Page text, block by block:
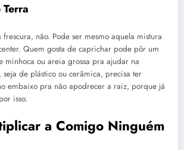
não. Pode ser mesmo aquela mistura
Quem gosta de caprichar pode pôr um
minhoca ou areia grossa pra ajudar na
de plástico ou cerâmica, precisa ter
embaixo pra não apodrecer a raiz, porque já
isso.
a Comigo Ninguém